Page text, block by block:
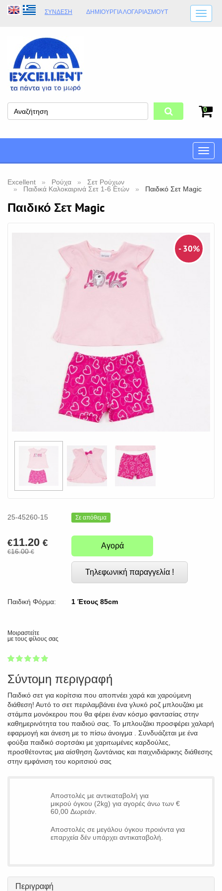
ΣΎΝΔΕΣΗ ΔΗΜΙΟΥΡΓΊΑ ΛΟΓΑΡΙΑΣΜΟΎT
ΩΡΆΡΙΟ ΚΑΤΑΣΤΉΜΑΤΟΣ
ΦΥΣΙΚΌ ΚΑΤΆΣΤΗΜΑ
0
Toggle
Excellent Ρούχα
Σετ Ρούχων
Παιδικά Καλοκαιρινά Σετ 1-6 Ετών
Παιδικό Σετ Magic
Παιδικό Σετ Magic
- 30%
25-45260-15 Σε απόθεμα
€11.20 €
€16.00€
Αγορά
Τηλεφωνική παραγγελία !
Παιδική Φόρμα: 1 Έτους 85cm
Μοιραστείτε
με τους φίλους σας
1
2
3
4
5
Σύντομη περιγραφή
Παιδικό σετ για κορίτσια που αποπνέει χαρά και χαρούμενη
διάθεση! Αυτό το σετ περιλαμβάνει ένα γλυκό ροζ μπλουζάκι με
στάμπα μονόκερου που θα φέρει έναν κόσμο φαντασίας στην
καθημερινότητα του παιδιού σας. Το μπλουζάκι προσφέρει χαλαρή
εφαρμογή και άνεση με το πίσω άνοιγμα . Συνδυάζεται με ένα
φούξια παιδικό σορτσάκι με χαριτωμένες καρδούλες,
προσθέτοντας μια αίσθηση ζωντάνιας και παιχνιδιάρικης διάθεσης
στην εμφάνιση του κοριτσιού σας
Αποστολές με αντικαταβολή για
μικρού όγκου (2kg) για αγορές άνω των €
60,00 Δωρεάν.
Αποστολές σε μεγάλου όγκου προιόντα για
επαρχεία δέν υπάρχει αντικαταβολή.
Περιγραφή